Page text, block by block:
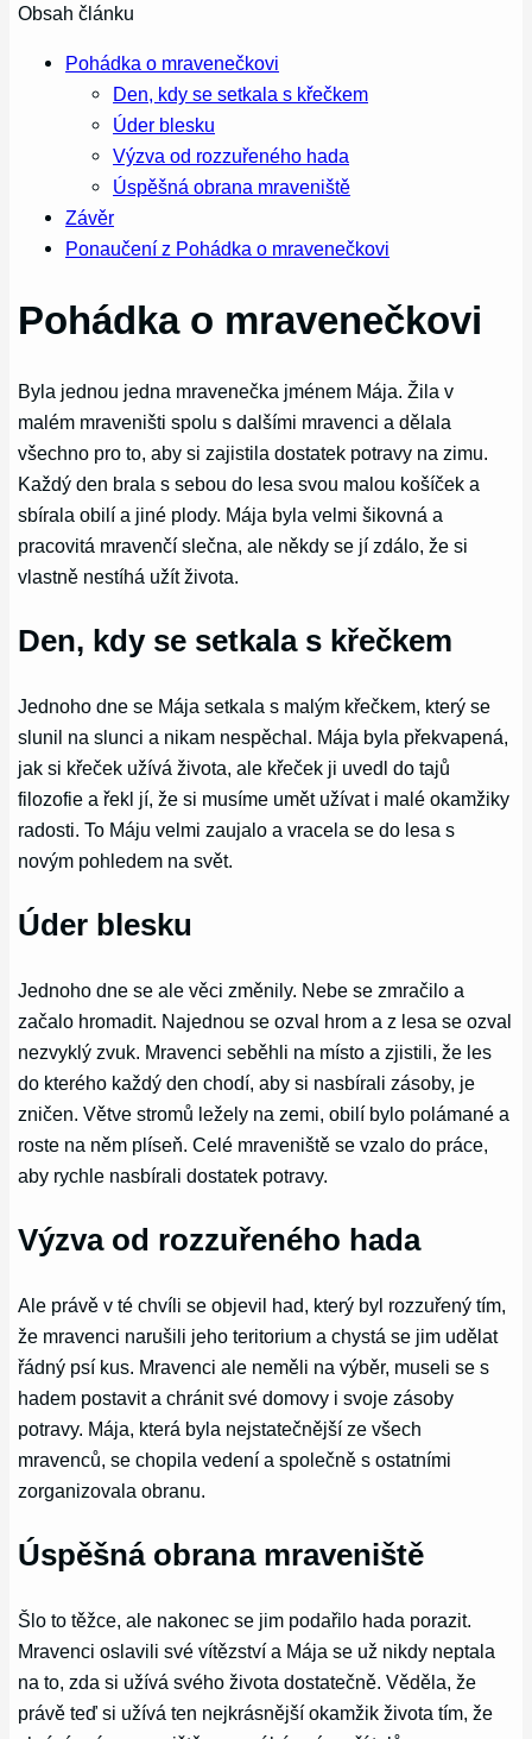
Obsah článku
Pohádka o mravenečkovi
Den, kdy se setkala s křečkem
Úder blesku
Výzva od rozzuřeného hada
Úspěšná obrana mraveniště
Závěr
Ponaučení z Pohádka o mravenečkovi
Pohádka o mravenečkovi
Byla jednou jedna mravenečka jménem Mája. Žila v
malém mraveništi spolu s dalšími mravenci a dělala
všechno pro to, aby si zajistila dostatek potravy na zimu.
Každý den brala s sebou do lesa svou malou košíček a
sbírala obilí a jiné plody. Mája byla velmi šikovná a
pracovitá mravenčí slečna, ale někdy se jí zdálo, že si
vlastně nestíhá užít života.
Den, kdy se setkala s křečkem
Jednoho dne se Mája setkala s malým křečkem, který se
slunil na slunci a nikam nespěchal. Mája byla překvapená,
jak si křeček užívá života, ale křeček ji uvedl do tajů
filozofie a řekl jí, že si musíme umět užívat i malé okamžiky
radosti. To Máju velmi zaujalo a vracela se do lesa s
novým pohledem na svět.
Úder blesku
Jednoho dne se ale věci změnily. Nebe se zmračilo a
začalo hromadit. Najednou se ozval hrom a z lesa se ozval
nezvyklý zvuk. Mravenci seběhli na místo a zjistili, že les
do kterého každý den chodí, aby si nasbírali zásoby, je
zničen. Větve stromů ležely na zemi, obilí bylo polámané a
roste na něm plíseň. Celé mraveniště se vzalo do práce,
aby rychle nasbírali dostatek potravy.
Výzva od rozzuřeného hada
Ale právě v té chvíli se objevil had, který byl rozzuřený tím,
že mravenci narušili jeho teritorium a chystá se jim udělat
řádný psí kus. Mravenci ale neměli na výběr, museli se s
hadem postavit a chránit své domovy i svoje zásoby
potravy. Mája, která byla nejstatečnější ze všech
mravenců, se chopila vedení a společně s ostatními
zorganizovala obranu.
Úspěšná obrana mraveniště
Šlo to těžce, ale nakonec se jim podařilo hada porazit.
Mravenci oslavili své vítězství a Mája se už nikdy neptala
na to, zda si užívá svého života dostatečně. Věděla, že
právě teď si užívá ten nejkrásnější okamžik života tím, že